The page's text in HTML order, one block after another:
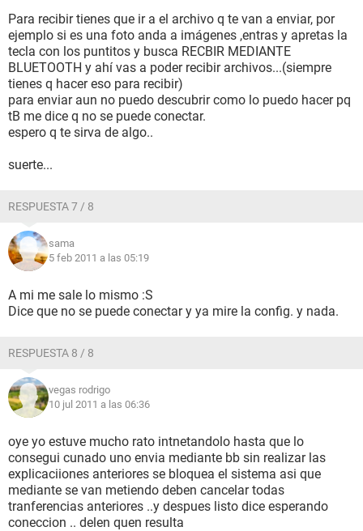
Para recibir tienes que ir a el archivo q te van a enviar, por
ejemplo si es una foto anda a imágenes ,entras y apretas la
tecla con los puntitos y busca RECBIR MEDIANTE
BLUETOOTH y ahí vas a poder recibir archivos...(siempre
tienes q hacer eso para recibir)
para enviar aun no puedo descubrir como lo puedo hacer pq
tB me dice q no se puede conectar.
espero q te sirva de algo..
suerte...
RESPUESTA 7 / 8
sama
5 feb 2011 a las 05:19
A mi me sale lo mismo :S
Dice que no se puede conectar y ya mire la config. y nada.
RESPUESTA 8 / 8
vegas rodrigo
10 jul 2011 a las 06:36
oye yo estuve mucho rato intnetandolo hasta que lo
consegui cunado uno envia mediante bb sin realizar las
explicaciiones anteriores se bloquea el sistema asi que
mediante se van metiendo deben cancelar todas
tranferencias anteriores ..y despues listo dice esperando
coneccion .. delen quen resulta